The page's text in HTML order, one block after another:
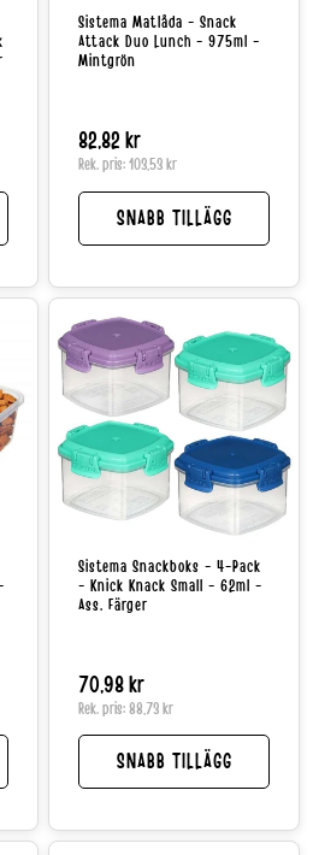
Sistema Matlåda - Snack
Attack Duo Lunch - 975ml -
Mintgrön
Normalpris
82,82 kr
Rek. pris: 103,53 kr
SNABB TILLÄGG
Sistema Snackboks - 4-Pack
- Knick Knack Small - 62ml -
Ass. Färger
Normalpris
70,98 kr
Rek. pris: 88,73 kr
SNABB TILLÄGG